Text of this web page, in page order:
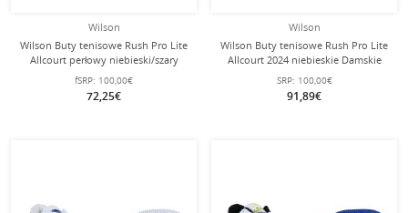
Wilson
Wilson Buty tenisowe Rush Pro Lite
Allcourt perłowy niebieski/szary
Mężczyźni
fSRP: 100,00€
72,25€
Wilson
Wilson Buty tenisowe Rush Pro Lite
Allcourt 2024 niebieskie Damskie
SRP: 100,00€
91,89€